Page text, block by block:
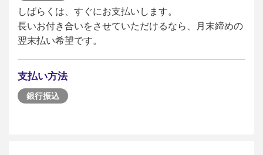
しばらくは、すぐにお支払いします。
長いお付き合いをさせていただけるなら、月末締めの
翌末払い希望です。
支払い方法
銀行振込